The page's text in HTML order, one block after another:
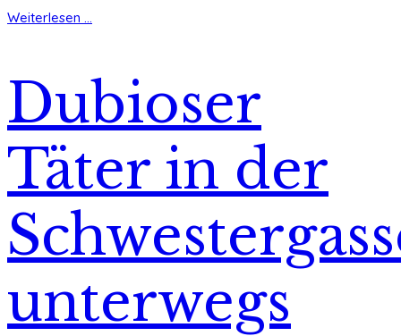
Weiterlesen ...
Dubioser
Täter in der
unterwegs